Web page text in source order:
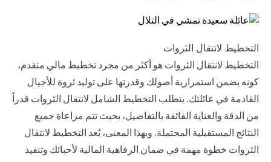
التخطيط لانتقال الثروات
التخطيط لانتقال الثروات هو أكثر من مجرد تخطيط مالي متقدم،
كونه يضمن استمرارية أصولك وقدرتها على توليد ثروة للأجيال
القادمة في عائلتك. يتطلب التخطيط الشامل لانتقال الثروات قدراً
من الدقة والعناية الفائقة بالتفاصيل، بحيث تتم مراعاة جميع
النتائج المستقبلية المحتملة. وبهذا المعنى، يُعد التخطيط لانتقال
الثروات خطوة مهمة في ضمان الرفاهية المالية لأحبائك وتنفيذ